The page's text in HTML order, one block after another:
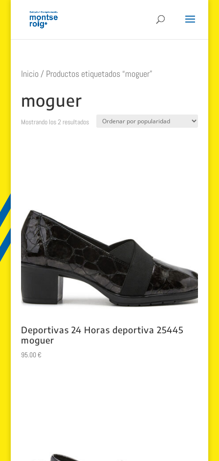
Inicio / Productos etiquetados “moguer”
moguer
Mostrando los 2 resultadosOrdenado
Deportivas 24 Horas deportiva 25445
moguer
95.00€